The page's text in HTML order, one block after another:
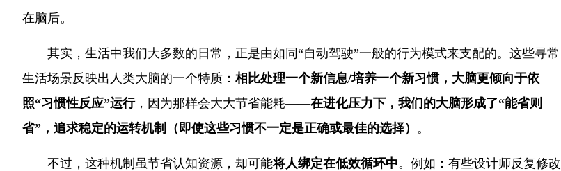
在脑后。
其实，生活中我们大多数的日常，正是由如同“自动驾驶”一般的行为模式来支配的。这些寻常
生活场景反映出人类大脑的一个特质： 相比处理一个新信息/培养一个新习惯，大脑更倾向于依
照“习惯性反应”运行，因为那样会大大节省能耗——在进化压力下，我们的大脑形成了“能省则
省”，追求稳定的运转机制（即使这些习惯不一定是正确或最佳的选择） 。
不过，这种机制虽节省认知资源，却可能将人绑定在低效循环中。例如：有些设计师反复修改